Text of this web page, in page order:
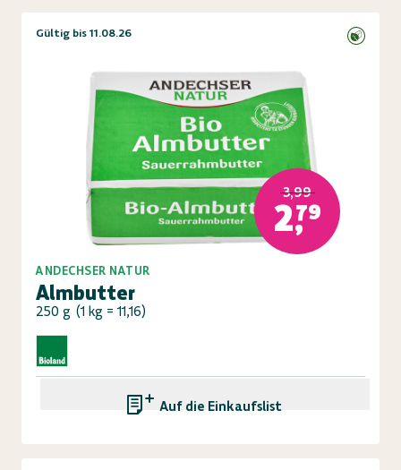
Gültig bis 11.08.26
3,99
2,79
ANDECHSER NATUR
Almbutter
250 g (1 kg = 11,16)
Auf die Einkaufsliste